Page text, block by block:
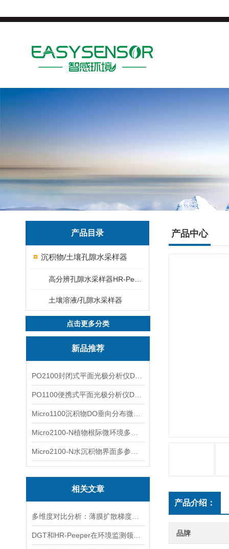
产品目录
沉积物/土壤孔隙水采样器
土壤溶液/孔隙水采样器
点击更多分类
新品推荐
相关文章
产品中心
产品介绍：
品牌